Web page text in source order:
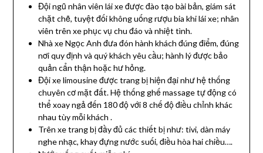
Đội ngũ nhân viên lái xe được đào tạo bài bản, giám sát
chặt chẽ, tuyệt đối không uống rượu bia khi lái xe; nhân
viên trên xe phục vụ chu đáo và nhiệt tình.
Nhà xe Ngọc Anh đưa đón hành khách đúng điểm, đúng
nơi quy định và quý khách yêu cầu; hành lý được bảo
quản cẩn thận hoặc hư hỏng.
Đội xe limousine được trang bị hiện đại như hệ thống
chuyên cơ mặt đất. Hệ thống ghế massage tự động có
thể xoay ngả đến 180 độ với 8 chế độ điều chỉnh khác
nhau tùy mỗi khách .
Trên xe trang bị đầy đủ các thiết bị như: tivi, dàn máy
nghe nhạc, khay đựng nước suối, điều hòa hai chiều….